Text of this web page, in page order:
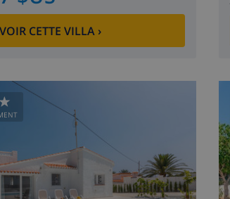
VOIR CETTE VILLA›